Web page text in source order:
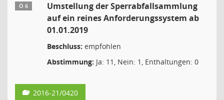
Ö 6
Umstellung der Sperrabfallsammlung
auf ein reines Anforderungssystem ab
01.01.2019
Beschluss: empfohlen
Abstimmung: Ja: 11, Nein: 1, Enthaltungen: 0
2016-21/0420